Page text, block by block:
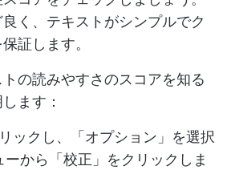
く、テキストがシンプルでク
証します。
の読みやすさのスコアを知る
ます：
ックし、「オプション」を選択
ーから「校正」をクリックしま